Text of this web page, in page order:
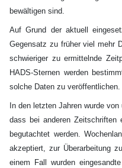
bewältigen sind.
Auf Grund der aktuell
Gegensatz zu früher viel mehr
schwieriger zu ermittelnde
HADS-Sternen werden
solche Daten zu veröffentlichen.
In den letzten Jahren wurde
dass bei anderen Zeitschriften
begutachtet werden.
akzeptiert, zur Überarbeitung
einem Fall wurden